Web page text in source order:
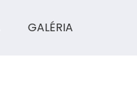
GALÉRIA